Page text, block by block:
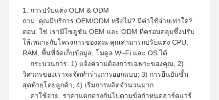
1. การปรับแต่ง OEM & ODM
ถาม: คุณมีบริการ OEM/ODM หรือไม่? มีค่าใช้จ่ายเท่าใด?
ตอบ: ใช่ เรามีโซลูชัน OEM และ ODM ที่ครอบคลุมซึ่งปรับ
ให้เหมาะกับโครงการของคุณ คุณสามารถปรับแต่ง CPU,
RAM, พื้นที่จัดเก็บข้อมูล, โมดูล Wi-Fi และ OS ได้
กระบวนการ: 1) แจ้งความต้องการเฉพาะของคุณ; 2)
วิศวกรของเราจะจัดทำร่างการออกแบบ; 3) การยืนยันขั้น
สุดท้ายโดยลูกค้า; 4) เริ่มการผลิตจำนวนมาก
ค่าใช้จ่าย: ราคาแตกต่างกันไปตามข้อกำหนดฮาร์ดแวร์